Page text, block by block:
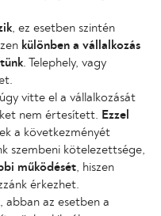
, ez esetben szintén
különben a vállalkozás
. Telephely, vagy
vitte el a vállalkozását
nem értesített.
Ezzel
a következményét
szembeni kötelezettsége,
működését , hiszen
érkezhet.
, abban az esetben a